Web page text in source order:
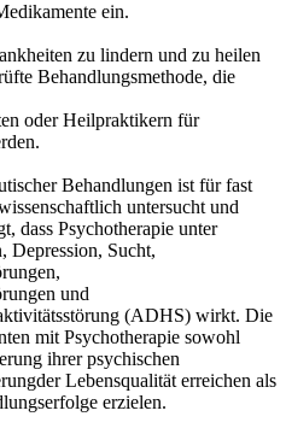
ein.
zu lindern und zu heilen
Behandlungsmethode, die
oder Heilpraktikern für
.
Behandlungen ist für fast
untersucht und
dass Psychotherapie unter
Depression, Sucht,
und
(ADHS) wirkt. Die
mit Psychotherapie sowohl
ihrer psychischen
der Lebensqualität erreichen als
erzielen.